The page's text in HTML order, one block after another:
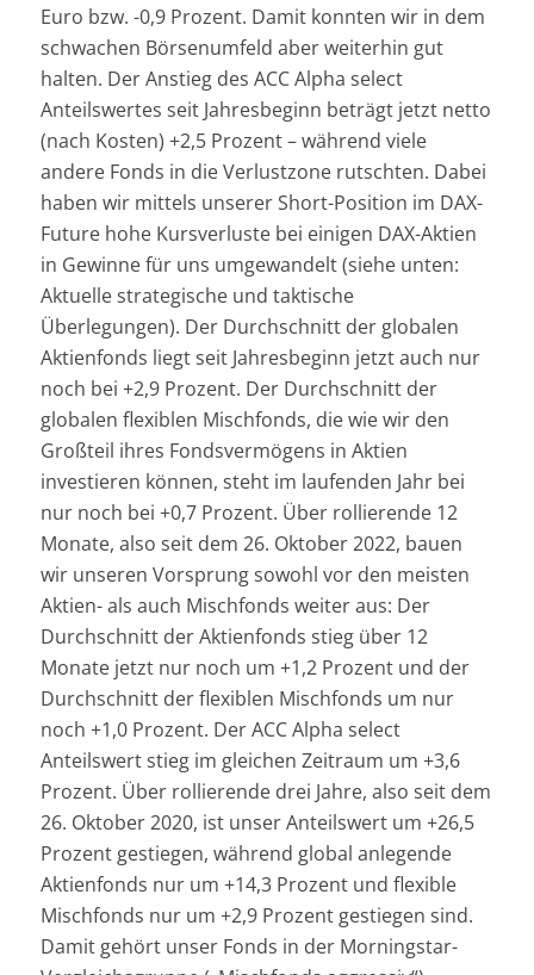
Euro bzw. -0,9 Prozent. Damit konnten wir in dem
schwachen Börsenumfeld aber weiterhin gut
halten. Der Anstieg des ACC Alpha select
Anteilswertes seit Jahresbeginn beträgt jetzt netto
(nach Kosten) +2,5 Prozent – während viele
andere Fonds in die Verlustzone rutschten. Dabei
haben wir mittels unserer Short-Position im DAX-
Future hohe Kursverluste bei einigen DAX-Aktien
in Gewinne für uns umgewandelt (siehe unten:
Aktuelle strategische und taktische
Überlegungen). Der Durchschnitt der globalen
Aktienfonds liegt seit Jahresbeginn jetzt auch nur
noch bei +2,9 Prozent. Der Durchschnitt der
globalen flexiblen Mischfonds, die wie wir den
Großteil ihres Fondsvermögens in Aktien
investieren können, steht im laufenden Jahr bei
nur noch bei +0,7 Prozent. Über rollierende 12
Monate, also seit dem 26. Oktober 2022, bauen
wir unseren Vorsprung sowohl vor den meisten
Aktien- als auch Mischfonds weiter aus: Der
Durchschnitt der Aktienfonds stieg über 12
Monate jetzt nur noch um +1,2 Prozent und der
Durchschnitt der flexiblen Mischfonds um nur
noch +1,0 Prozent. Der ACC Alpha select
Anteilswert stieg im gleichen Zeitraum um +3,6
Prozent. Über rollierende drei Jahre, also seit dem
26. Oktober 2020, ist unser Anteilswert um +26,5
Prozent gestiegen, während global anlegende
Aktienfonds nur um +14,3 Prozent und flexible
Mischfonds nur um +2,9 Prozent gestiegen sind.
Damit gehört unser Fonds in der Morningstar-